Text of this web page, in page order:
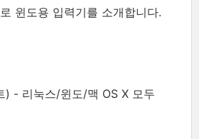
윈도용 입력기를 소개합니다.
) - 리눅스/윈도/맥 OS X 모두